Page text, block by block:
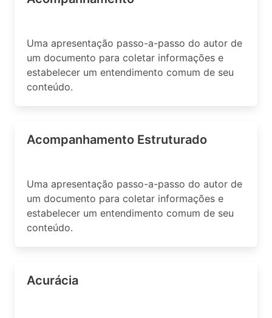
Uma apresentação passo-a-passo do autor de
um documento para coletar informações e
estabelecer um entendimento comum de seu
conteúdo.
Acompanhamento Estruturado
Uma apresentação passo-a-passo do autor de
um documento para coletar informações e
estabelecer um entendimento comum de seu
conteúdo.
Acurácia